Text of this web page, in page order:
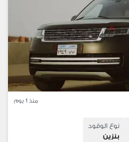
منذ 1 يوم
نوع الوقود
بنزين